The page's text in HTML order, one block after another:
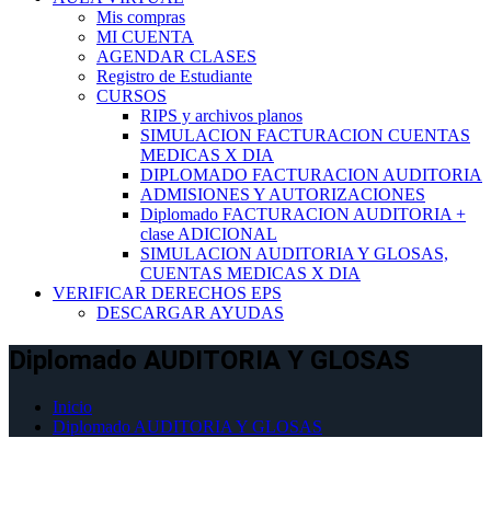
Mis compras
MI CUENTA
AGENDAR CLASES
Registro de Estudiante
CURSOS
RIPS y archivos planos
SIMULACION FACTURACION CUENTAS
MEDICAS X DIA
DIPLOMADO FACTURACION AUDITORIA
ADMISIONES Y AUTORIZACIONES
Diplomado FACTURACION AUDITORIA +
clase ADICIONAL
SIMULACION AUDITORIA Y GLOSAS,
CUENTAS MEDICAS X DIA
VERIFICAR DERECHOS EPS
DESCARGAR AYUDAS
Diplomado AUDITORIA Y GLOSAS
Inicio
Diplomado AUDITORIA Y GLOSAS